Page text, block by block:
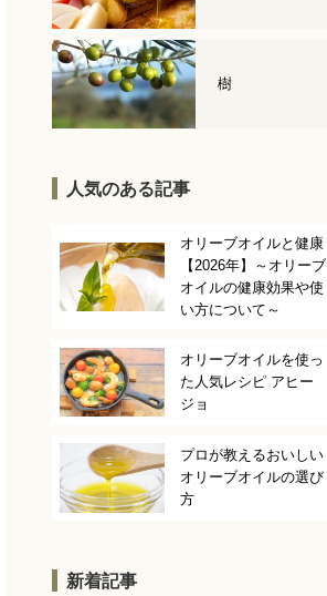
樹
人気のある記事
オリーブオイルと健康
【2026年】～オリーブ
オイルの健康効果や使
い方について～
オリーブオイルを使っ
た人気レシピ アヒー
ジョ
プロが教えるおいしい
オリーブオイルの選び
方
新着記事